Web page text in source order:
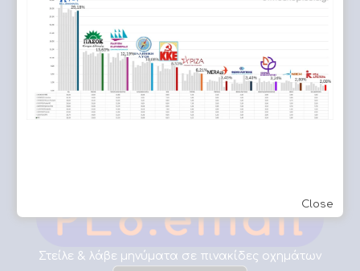
Στείλε & λάβε μηνύματα σε πινακίδες οχημάτων
Close